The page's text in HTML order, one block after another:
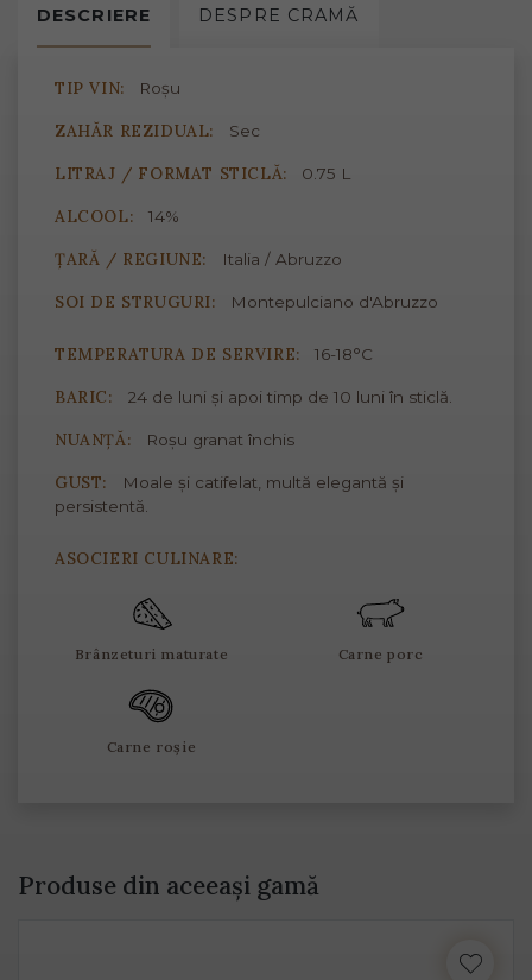
DESCRIERE DESPRE CRAMĂ
TIP VIN: Roșu
ZAHĂR REZIDUAL: Sec
LITRAJ / FORMAT STICLĂ: 0.75 L
ALCOOL: 14%
ȚARĂ / REGIUNE: Italia / Abruzzo
SOI DE STRUGURI: Montepulciano d'Abruzzo
TEMPERATURA DE SERVIRE: 16-18°C
BARIC: 24 de luni și apoi timp de 10 luni în sticlă.
NUANȚĂ: Roșu granat închis
GUST:
Moale și catifelat, multă elegantă și
persistentă.
ASOCIERI CULINARE:
Brânzeturi maturate Carne porc
Carne roșie
Produse din aceeași gamă